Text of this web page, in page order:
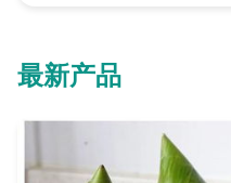
最新产品